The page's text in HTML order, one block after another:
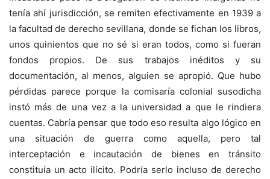
tenía ahí jurisdicción, se remiten efectivamente en 1939 a
la facultad de derecho sevillana, donde se fichan los libros,
unos quinientos que no sé si eran todos, como si fueran
fondos propios. De sus trabajos inéditos y su
documentación, al menos, alguien se apropió. Que hubo
pérdidas parece porque la comisaría colonial susodicha
instó más de una vez a la universidad a que le rindiera
cuentas. Cabría pensar que todo eso resulta algo lógico en
una situación de guerra como aquella, pero tal
interceptación e incautación de bienes en tránsito
constituía un acto ilícito. Podría serlo incluso de derecho